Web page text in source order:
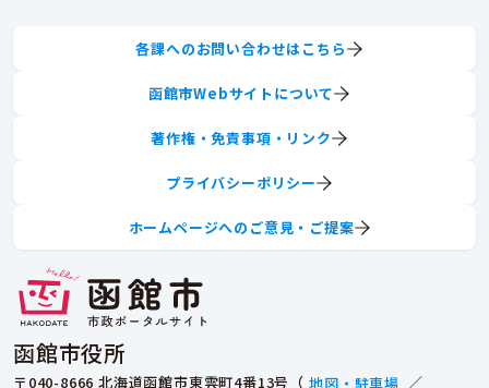
函館市役所
〒040-8666 北海道函館市東雲町4番13号（ 地図・駐車場 ／
各課へのお問い合わせはこちら
函館市Webサイトについて
著作権・免責事項・リンク
プライバシーポリシー
ホームページへのご意見・ご提案